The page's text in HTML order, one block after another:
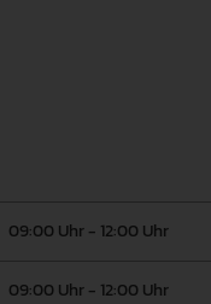
09:00 Uhr - 12:00 Uhr
09:00 Uhr - 12:00 Uhr